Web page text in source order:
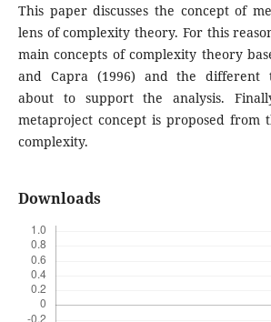
This paper discusses the concept of
lens of complexity theory. For this
main concepts of complexity theory
and Capra (1996) and the different
about to support the analysis.
metaproject concept is proposed from
complexity.
Downloads